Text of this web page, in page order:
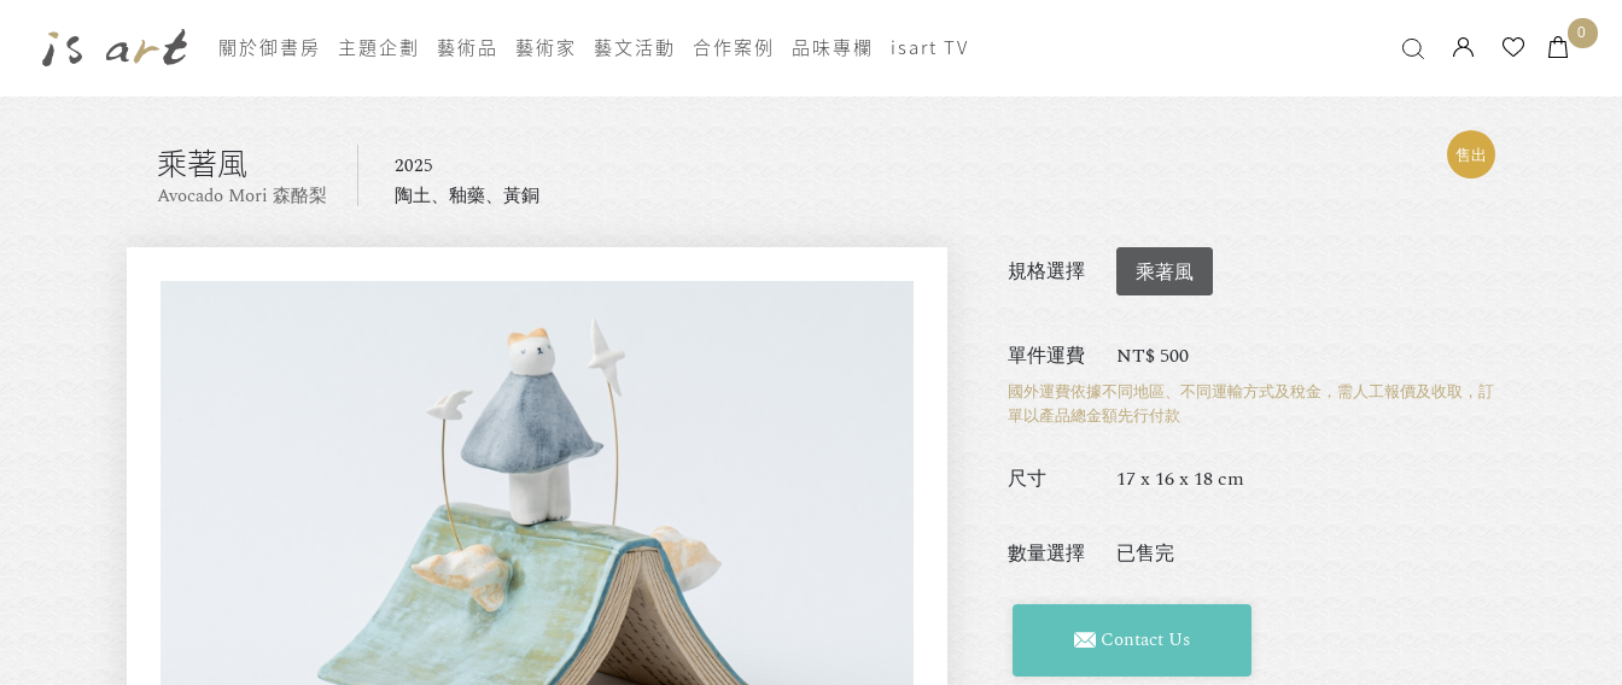
關於御書房 主題企劃 藝術品 藝術家 藝文活動 合作案例 品味專欄 isart TV
0
乘著風
Avocado Mori 森酪梨
2025
陶土、釉藥、黃銅
售出
規格選擇 乘著風
單件運費 NT$ 500
國外運費依據不同地區、不同運輸方式及稅金，需人工報價及收取，訂
單以產品總金額先行付款
尺寸 17 x 16 x 18 cm
數量選擇 已售完
Contact Us